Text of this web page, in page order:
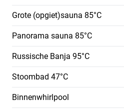
Grote (opgiet)sauna 85°C
Panorama sauna 85°C
Russische Banja 95°C
Stoombad 47°C
Binnenwhirlpool